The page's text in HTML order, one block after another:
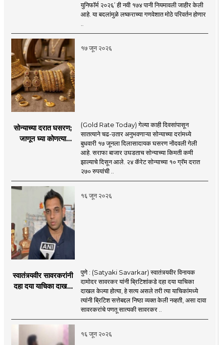
युनिफॉर्म २०२६’ ही नवी १७४ पानी नियमावली जाहीर केली
आहे. या बदलांमुळे लष्कराच्या गणवेशात मोठे परिवर्तन होणार
१७ जून २०२६
सोन्याच्या दरात घसरण;
जाणून घ्या कोणत्या
(Gold Rate Today) गेल्या काही दिवसांपासून
सातत्याने चढ-उतार अनुभवणाऱ्या सोन्याच्या दरांमध्ये
बुधवारी १७ जूनला दिलासादायक घसरण नोंदवली गेली
आहे. सराफा बाजार उघडताच सोन्याच्या किमती कमी
झाल्याचे दिसून आले. २४ कॅरेट सोन्याच्या १० ग्रॅम दरात
२७० रुपयांची ..
१६ जून २०२६
स्वातंत्र्यवीर सावरकरांनी
दहा दया याचिका दाखल
निष्ठा व्यक्त केली नाही’!
पणतू सात्यकी सावरकर
यांनी न्यायालयात सादर
पुणे : (Satyaki Savarkar) स्वातंत्र्यवीर विनायक
दामोदर सावरकर यांनी ब्रिटिशांकडे दहा दया याचिका
दाखल केल्या होत्या, हे सत्य असले तरी त्या याचिकांमध्ये
त्यांनी ब्रिटिश सत्तेबद्दल निष्ठा व्यक्त केली नव्हती, असा दावा
सावरकरांचे पणतू सात्यकी सावरकर ..
१६ जून २०२६